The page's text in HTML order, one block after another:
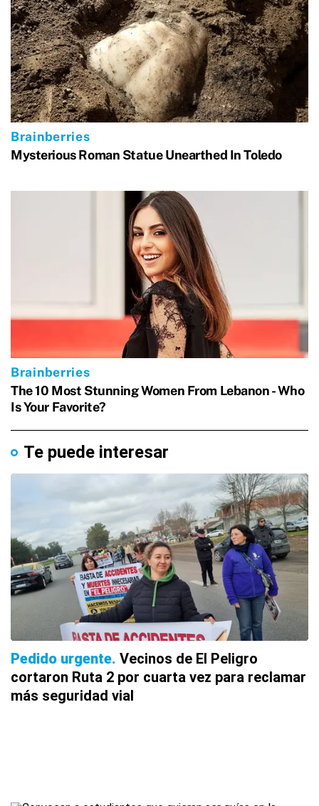
Te puede interesar
Pedido urgente Vecinos de El Peligro
cortaron Ruta 2 por cuarta vez para reclamar
más seguridad vial